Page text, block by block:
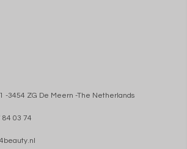
-3454 ZG De Meern -The Netherlands
84 03 74